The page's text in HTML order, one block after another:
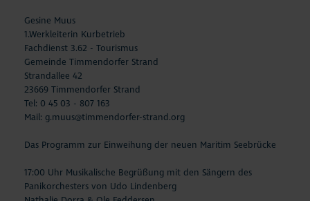
Gesine Muus
1.Werkleiterin Kurbetrieb
Fachdienst 3.62 - Tourismus
Gemeinde Timmendorfer Strand
Strandallee 42
23669 Timmendorfer Strand
Tel: 0 45 03 - 807 163
Mail: g.muus@timmendorfer-strand.org
Das Programm zur Einweihung der neuen Maritim Seebrücke
17:00 Uhr Musikalische Begrüßung mit den Sängern des
Panikorchesters von Udo Lindenberg